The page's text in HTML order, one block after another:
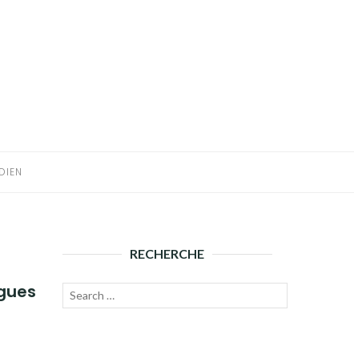
RECHERCHE
Recherche